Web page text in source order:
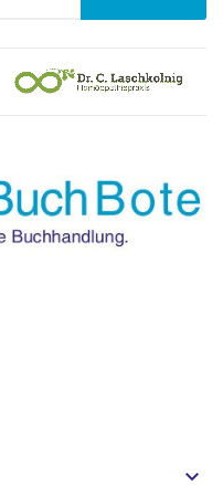
keyboard_arrow_down